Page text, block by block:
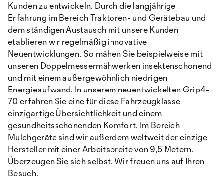
Kunden zu entwickeln. Durch die langjährige
Erfahrung im Bereich Traktoren- und Gerätebau und
dem ständigen Austausch mit unsere Kunden
etablieren wir regelmäßig innovative
Neuentwicklungen. So mähen Sie beispielweise mit
unseren Doppelmessermähwerken insektenschonend
und mit einem außergewöhnlich niedrigen
Energieaufwand. In unserem neuentwickelten Grip4-
70 erfahren Sie eine für diese Fahrzeugklasse
einzigartige Übersichtlichkeit und einem
gesundheitsschonenden Komfort. Im Bereich
Mulchgeräte sind wir außerdem weltweit der einzige
Hersteller mit einer Arbeitsbreite von 9,5 Metern.
Überzeugen Sie sich selbst. Wir freuen uns auf Ihren
Besuch.